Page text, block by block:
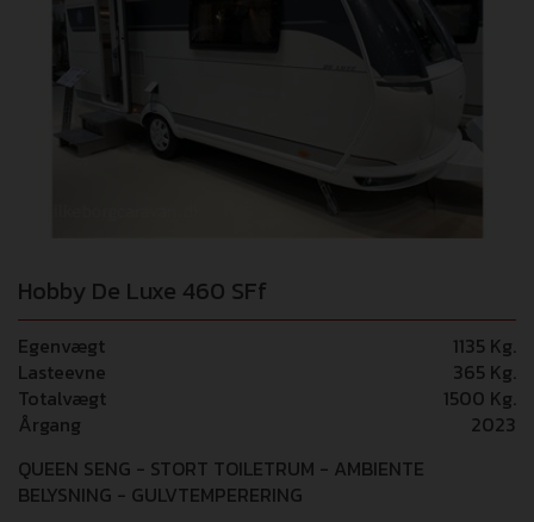
Hobby De Luxe 460 SFf
Egenvægt
1135 Kg.
Lasteevne
365 Kg.
Totalvægt
1500 Kg.
Årgang
2023
QUEEN SENG - STORT TOILETRUM - AMBIENTE
BELYSNING - GULVTEMPERERING